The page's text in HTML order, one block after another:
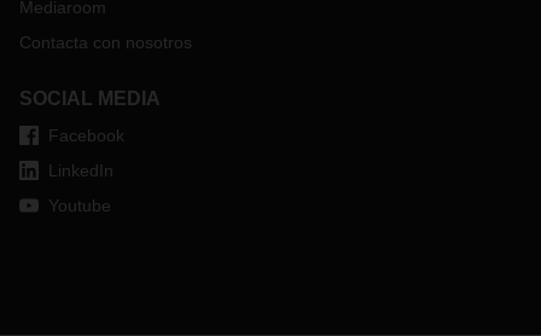
Mediaroom
Contacta con nosotros
SOCIAL MEDIA
Facebook
LinkedIn
Youtube